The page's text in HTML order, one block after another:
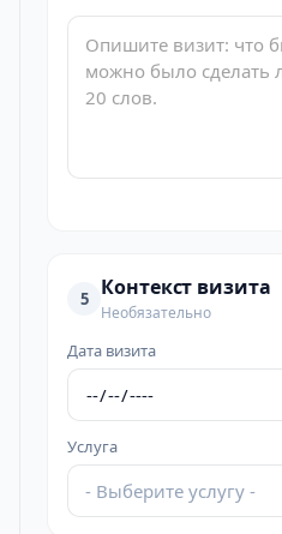
5 Контекст визита
Необязательно
Дата визита
Услуга
- Выберите услугу -